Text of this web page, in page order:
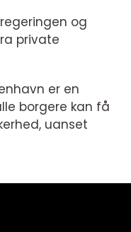
og
private
er en
borgere kan få
uanset